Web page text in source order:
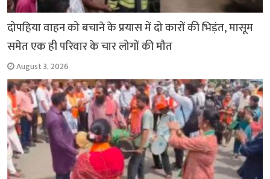
दोपहिया वाहन को बचाने के प्रयास में दो कारों की भिड़ंत, मासूम
समेत एक ही परिवार के चार लोगों की मौत
August 3, 2026